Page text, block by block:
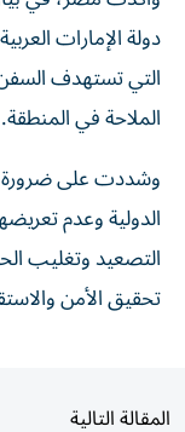
دولة الإمارات
التي تستهدف
الملاحة في المنطقة.
الدولية وعدم
التصعيد وتغليب
تحقيق الأمن